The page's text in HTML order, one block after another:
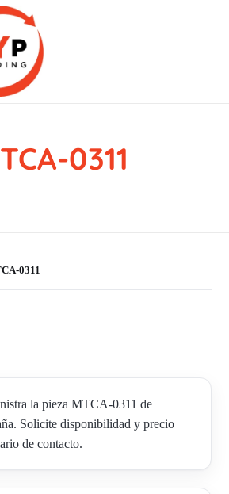
0311
0311
la pieza MTCA-0311 de
Solicite disponibilidad y precio
de contacto.